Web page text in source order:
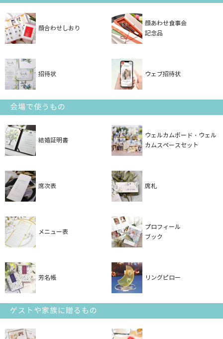
顔合わせしおり
顔あわせ食事会
記念品
招待状 ウェブ招待状
会場で使うもの
結婚証明書
ウェルカムボード・ウェル
カムスペースセット
席次表 席札
メニュー表
プロフィール
ブック
芳名帳 リングピロー
ゲストや家族に贈るもの